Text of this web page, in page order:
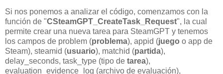
Si nos ponemos a analizar el código, comenzamos con la
función de "CSteamGPT_CreateTask_Request", la cual
permite crear una nueva tarea para SteamGPT y tenemos
los campos de problem (problema), appid (juego o app de
Steam), steamid (usuario), matchid (partida),
delay_seconds, task_type (tipo de tarea),
evaluation_evidence_log (archivo de evaluación),